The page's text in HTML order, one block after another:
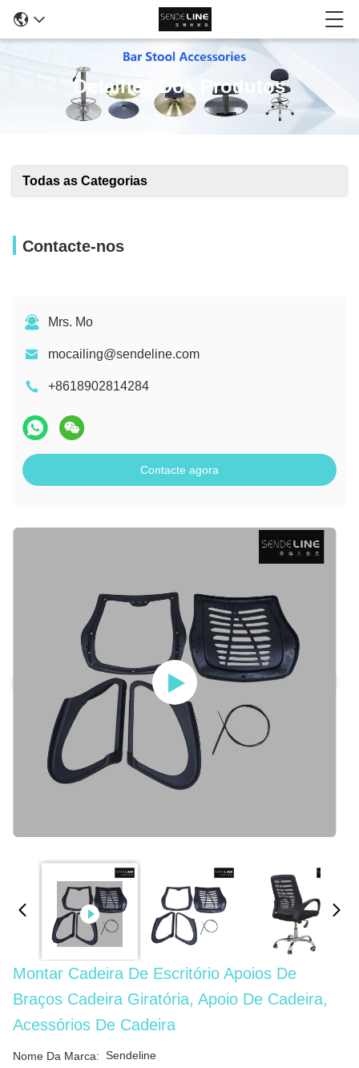
Detalhes Dos Produtos
Todas as Categorias
Contacte-nos
Mrs. Mo
mocailing@sendeline.com
+8618902814284
Contacte agora
Montar Cadeira De Escritório Apoios De
Braços Cadeira Giratória, Apoio De Cadeira,
Acessórios De Cadeira
Nome Da Marca: Sendeline